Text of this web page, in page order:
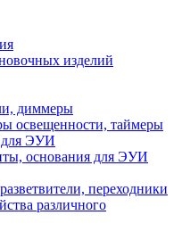
изделий
диммеры
освещенности, таймеры
для ЭУИ
основания для ЭУИ
переходники
различного